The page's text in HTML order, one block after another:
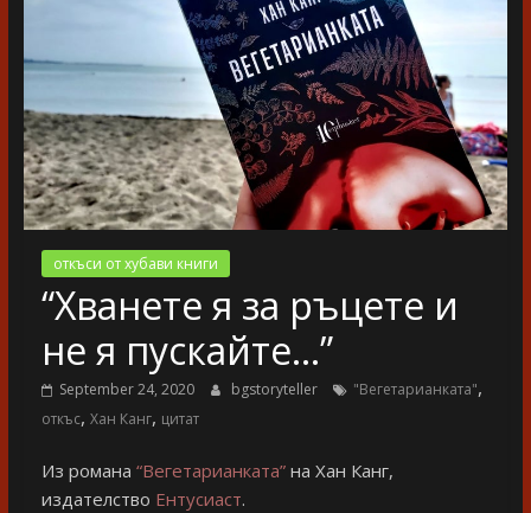
откъси от хубави книги
“Хванете я за ръцете и
не я пускайте…”
September 24, 2020 bgstoryteller "Вегетарианката",
откъс, Хан Канг, цитат
Из романа “Вегетарианката”на Хан Канг,
издателство Ентусиаст.